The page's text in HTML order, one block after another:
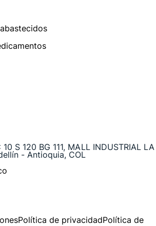
S 120 BG 111, MALL INDUSTRIAL LA
- Antioquia, COL
Política de privacidadPolítica de